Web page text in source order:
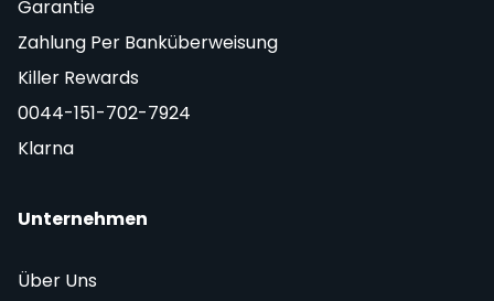
Garantie
Zahlung Per Banküberweisung
Killer Rewards
0044-151-702-7924
Klarna
Unternehmen
Über Uns